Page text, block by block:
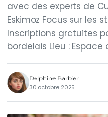
avec des experts de
Eskimoz Focus sur les
Inscriptions gratuites
bordelais Lieu : Espace
Delphine Barbier
30 octobre 2025